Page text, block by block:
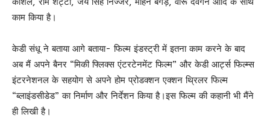
काम किया है।
केडी संधू ने बताया आगे बताया- फिल्म इंडस्ट्री में इतना काम करने के बाद
अब मैं अपने बैनर “मिकी फ्लिक्स एंटरटेनमेंट फिल्म” और केडी आर्ट्स फिल्म्स
इंटरनेशनल के सहयोग से अपने होम प्रोडक्शन एक्शन थ्रिलर फिल्म
“ब्लाइंडसीडेड” का निर्माण और निर्देशन किया है।इस फिल्म की कहानी भी मैंने
ही लिखी है।